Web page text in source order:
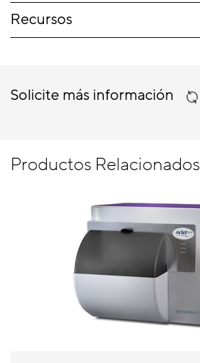
Recursos
Solicite más información
Productos Relacionados